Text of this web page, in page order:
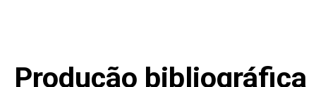
Produção bibliográfica